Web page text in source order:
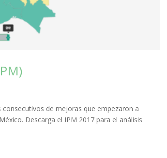
de mejoras que empezaron a
Descarga el IPM 2017 para el análisis